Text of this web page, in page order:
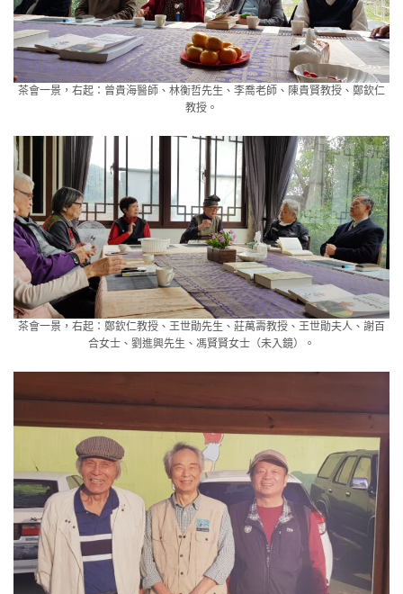
茶會一景，右起：曾貴海醫師、林衡哲先生、李喬老師、陳貴賢教授、鄭欽仁
教授。
茶會一景，右起：鄭欽仁教授、王世勛先生、莊萬壽教授、王世勛夫人、謝百
合女士、劉進興先生、馮賢賢女士（未入鏡）。